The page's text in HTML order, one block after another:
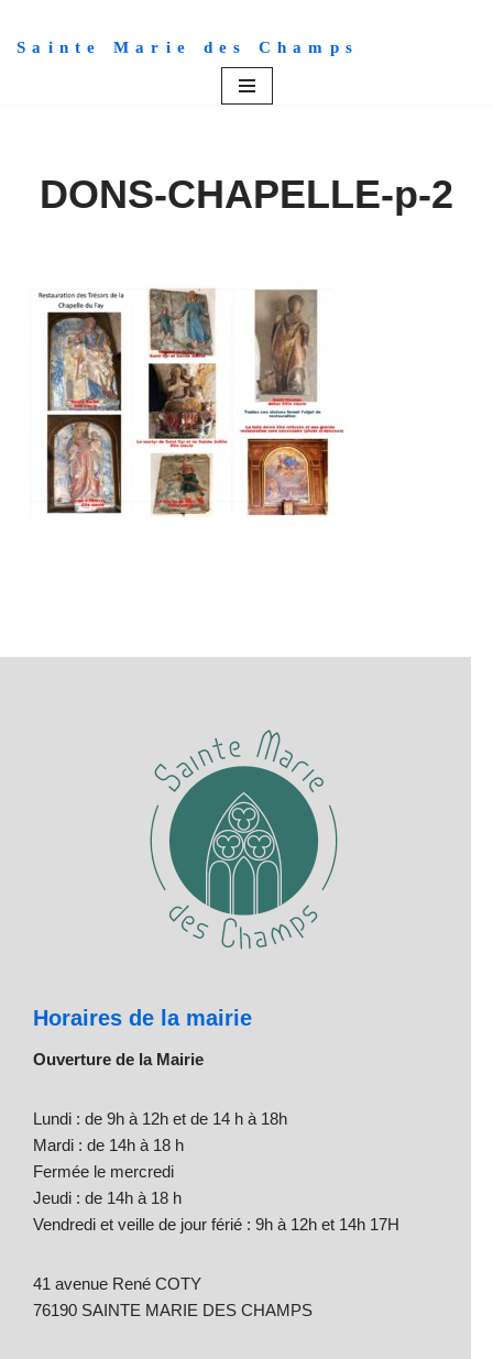
Aller
Sainte Marie des Champs
DONS-CHAPELLE-p-2
Horaires de la mairie
Ouverture de la Mairie
Lundi : de 9h à 12h et de 14 h à 18h
Mardi : de 14h à 18 h
Fermée le mercredi
Jeudi : de 14h à 18 h
Vendredi et veille de jour férié : 9h à 12h et 14h 17H
41 avenue René COTY
76190 SAINTE MARIE DES CHAMPS